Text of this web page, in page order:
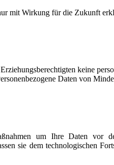
mit Wirkung für die Zukunft
keine
Daten von
um Ihre Daten
sie dem technologischen